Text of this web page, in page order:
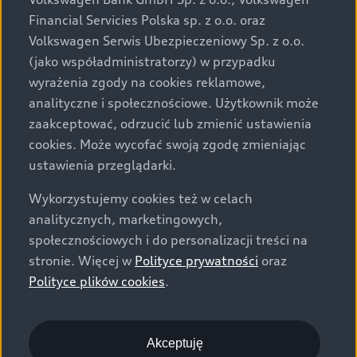
za dopłatą. Wiążące ustalenie ceny, wyposażenia i
specyfikacji pojazdu następują w umowie sprzedaży, a
określenie parametrów technicznych zawiera
świadectwo homologacji typu pojazdu. Zastrzegamy
sobie prawo do zmian i pomyłek. Wszelkie informacje
prezentowane na stronie są aktualne na dzień ich
zamieszczania. W celu uzyskania najnowszych
informacji prosimy kontaktować się z Partnerem Marki
Audi.
Wszystkie produkowane obecnie samochody marki Audi
są wykonywane z materiałów spełniających pod
względem możliwości odzysku i recyklingu wymagania
określone w normie ISO 22628 i są zgodne z
europejskimi świadectwami homologacji wydanymi wg
o.o. podlega obowiązkowi zapewnienia wszystkim
użytkownikom samochodów marki Volkswagen sieci
Financial Servicies Polska sp. z o.o. oraz
Volkswagen Serwis Ubezpieczeniowy Sp. z o.o.
(jako współadministratorzy) w przypadku
wyrażenia zgody na cookies reklamowe,
analityczne i społecznościowe. Użytkownik może
zaakceptować, odrzucić lub zmienić ustawienia
cookies. Może wycofać swoją zgodę zmieniając
ustawienia przeglądarki.
Wykorzystujemy cookies też w celach
analitycznych, marketingowych,
społecznościowych i do personalizacji treści na
stronie. Więcej w Polityce prywatności oraz
Polityce plików cookies.
Akceptuję